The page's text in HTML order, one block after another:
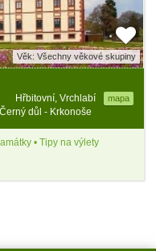
Věk: Všechny věkové skupiny
Hřbitovní, Vrchlabí mapa
důl - Krkonoše
• Tipy na výlety